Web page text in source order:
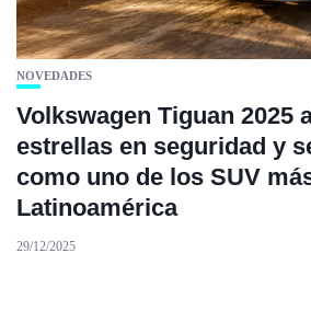
NOVEDADES
Volkswagen Tiguan 2025
estrellas en seguridad y
como uno de los SUV
Latinoamérica
29/12/2025